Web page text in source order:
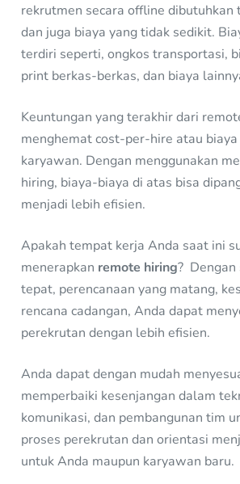
rekrutmen secara offline dibutuhkan
dan juga biaya yang tidak sedikit.
terdiri seperti, ongkos transportasi,
print berkas-berkas, dan biaya
Keuntungan yang terakhir dari
menghemat cost-per-hire atau
karyawan. Dengan menggunakan
hiring, biaya-biaya di atas bisa
menjadi lebih efisien.
Apakah tempat kerja Anda saat ini
menerapkan remote hiring?
tepat, perencanaan yang matang,
rencana cadangan, Anda dapat
perekrutan dengan lebih efisien.
Anda dapat dengan mudah
memperbaiki kesenjangan dalam
komunikasi, dan pembangunan tim
proses perekrutan dan orientasi
untuk Anda maupun karyawan baru.